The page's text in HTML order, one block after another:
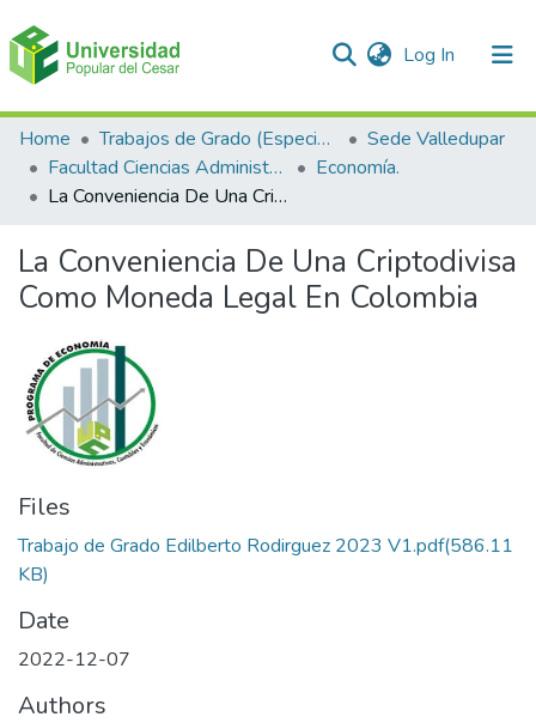
Log In (current)
Communities & Collections
All of DSpace
Home Trabajos de Grado (Especializaciones y Pregrados)
Sede Valledupar
Facultad Ciencias Administrativas Contables y Económicas – Face
Economía.
La Conveniencia De Una Criptodivisa Como Moneda Legal En Colombia
La Conveniencia De Una Criptodivisa
Como Moneda Legal En Colombia
Files
Trabajo de Grado Edilberto Rodirguez 2023 V1.pdf(586.11
KB)
Date
2022-12-07
Authors